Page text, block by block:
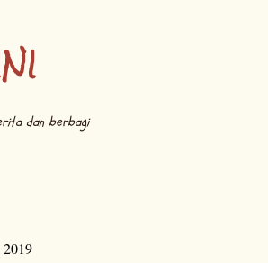
dan berbagi